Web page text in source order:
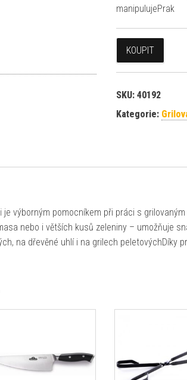
manipulujePrak
KOUPIT
SKU: 40192
Kategorie:
výborným pomocníkem při práci s
nebo i větších kusů zeleniny – umožňuje
na dřevěné uhlí i na grilech peletovýchDíky